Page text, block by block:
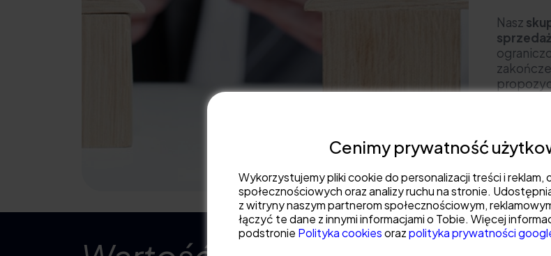
Nasz
Cenimy prywatność
Wykorzystujemy pliki cookie do personalizacji treści i reklam,
społecznościowych oraz analizy ruchu na stronie.
z witryny naszym partnerom społecznościowym,
łączyć te dane z innymi informacjami o Tobie. Więcej
podstronie Polityka cookiesoraz ​polityka prywatności